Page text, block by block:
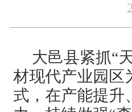
大邑县紧抓“
材现代产业园区
式，在产能提升